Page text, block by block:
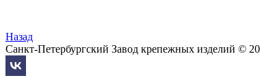
Назад
Санкт-Петербургский Завод крепежных изделий ©